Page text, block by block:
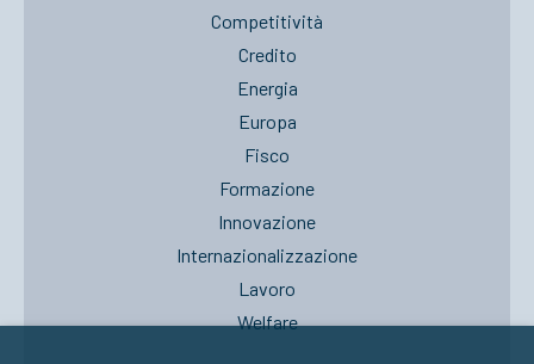
Competitività
Credito
Energia
Europa
Fisco
Formazione
Innovazione
Internazionalizzazione
Lavoro
Welfare